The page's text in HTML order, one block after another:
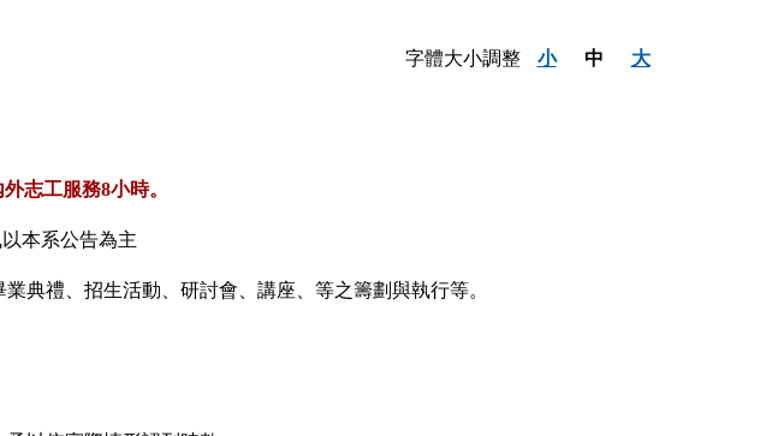
字體大小調整 小 中 大
志工服務8小時。
本系公告為主
典禮、招生活動、研討會、講座、等之籌劃與執行等。